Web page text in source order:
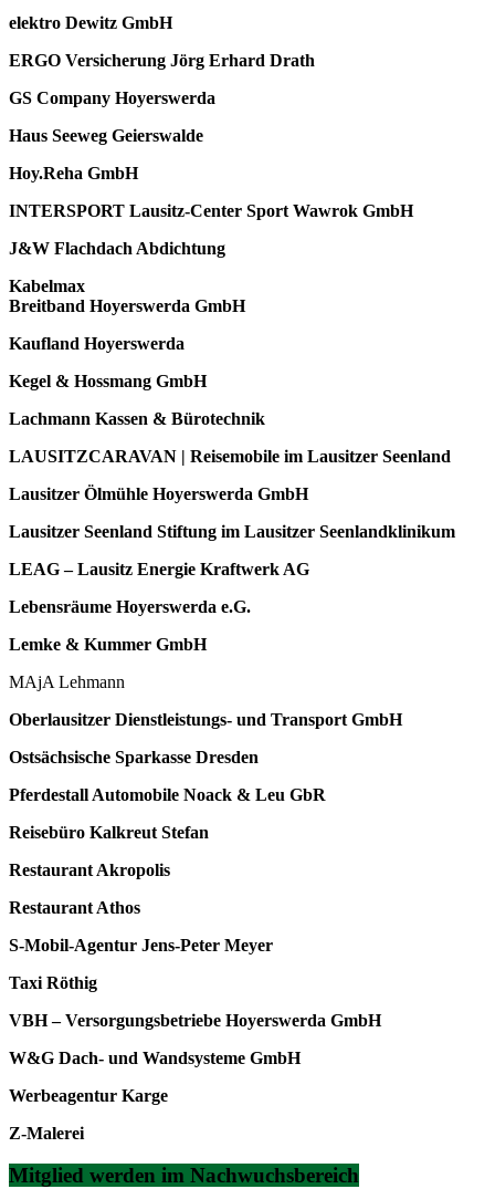
elektro Dewitz GmbH
ERGO Versicherung Jörg Erhard Drath
GS Company Hoyerswerda
Haus Seeweg Geierswalde
Hoy.Reha GmbH
INTERSPORT Lausitz-Center Sport Wawrok GmbH
J&W Flachdach Abdichtung
Kabelmax
Breitband Hoyerswerda GmbH
Kaufland Hoyerswerda
Kegel & Hossmang GmbH
Lachmann Kassen & Bürotechnik
LAUSITZCARAVAN | Reisemobile im Lausitzer Seenland
Lausitzer Ölmühle Hoyerswerda GmbH
Lausitzer Seenland Stiftung im Lausitzer Seenlandklinikum
LEAG – Lausitz Energie Kraftwerk AG
Lebensräume Hoyerswerda e.G.
Lemke & Kummer GmbH
MAjA Lehmann
Oberlausitzer Dienstleistungs- und Transport GmbH
Ostsächsische Sparkasse Dresden
Pferdestall Automobile Noack & Leu GbR
Reisebüro Kalkreut Stefan
Restaurant Akropolis
Restaurant Athos
S-Mobil-Agentur Jens-Peter Meyer
Taxi Röthig
VBH – Versorgungsbetriebe Hoyerswerda GmbH
W&G Dach- und Wandsysteme GmbH
Werbeagentur Karge
Z-Malerei
Mitglied werden im Nachwuchsbereich